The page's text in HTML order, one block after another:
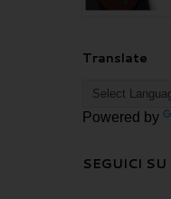
Translate
Powered by
SEGUICI